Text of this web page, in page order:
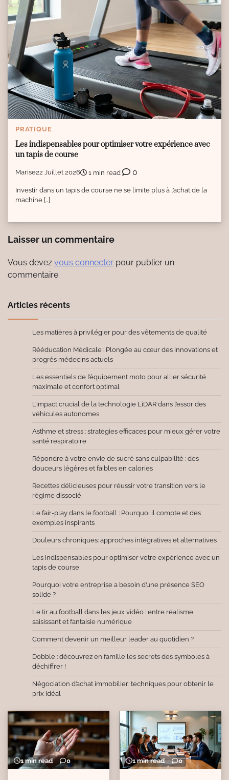
PRATIQUE
Les indispensables pour optimiser votre expérience avec
un tapis de course
Marise22 Juillet 2026 1 min read 0
Investir dans un tapis de course ne se limite plus à l’achat de la
machine […]
Laisser un commentaire
Vous devez vous connecter pour publier un
commentaire.
Articles récents
Les matières à privilégier pour des vêtements de qualité
Rééducation Médicale : Plongée au cœur des innovations et
progrès médecins actuels
Les essentiels de l’équipement moto pour allier sécurité
maximale et confort optimal
L’impact crucial de la technologie LiDAR dans l’essor des
véhicules autonomes
Asthme et stress : stratégies efficaces pour mieux gérer votre
santé respiratoire
Répondre à votre envie de sucré sans culpabilité : des
douceurs légères et faibles en calories
Recettes délicieuses pour réussir votre transition vers le
régime dissocié
Le fair-play dans le football : Pourquoi il compte et des
exemples inspirants
Douleurs chroniques: approches intégratives et alternatives
Les indispensables pour optimiser votre expérience avec un
tapis de course
Pourquoi votre entreprise a besoin d’une présence SEO
solide ?
Le tir au football dans les jeux vidéo : entre réalisme
saisissant et fantaisie numérique
Comment devenir un meilleur leader au quotidien ?
Dobble : découvrez en famille les secrets des symboles à
déchiffrer !
Négociation d’achat immobilier: techniques pour obtenir le
prix idéal
1 min read 0 1 min read 0